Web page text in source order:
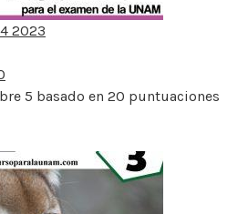
2023
5 basado en 20 puntuaciones